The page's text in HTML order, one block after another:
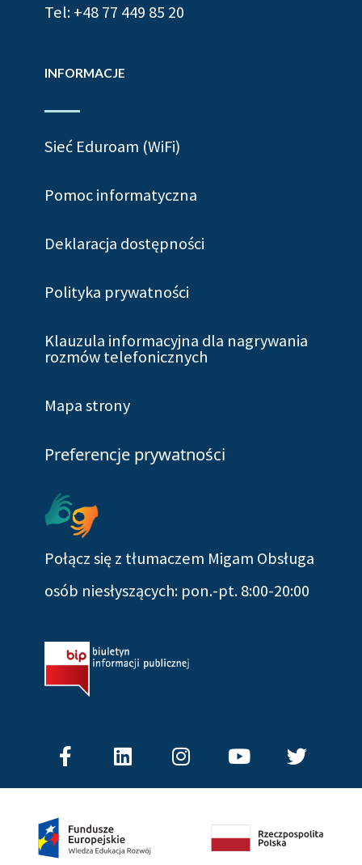
Tel:+48 77 449 85 20
INFORMACJE
Sieć Eduroam (WiFi)
Pomoc informatyczna
Deklaracja dostępności
Polityka prywatności
Klauzula informacyjna dla nagrywania
rozmów telefonicznych
Mapa strony
Preferencje prywatności
Połącz się z tłumaczem Migam Obsługa
osób niesłyszących: pon.-pt. 8:00-20:00
Facebook-
f
LinkedinInstagramYoutubeTwitter